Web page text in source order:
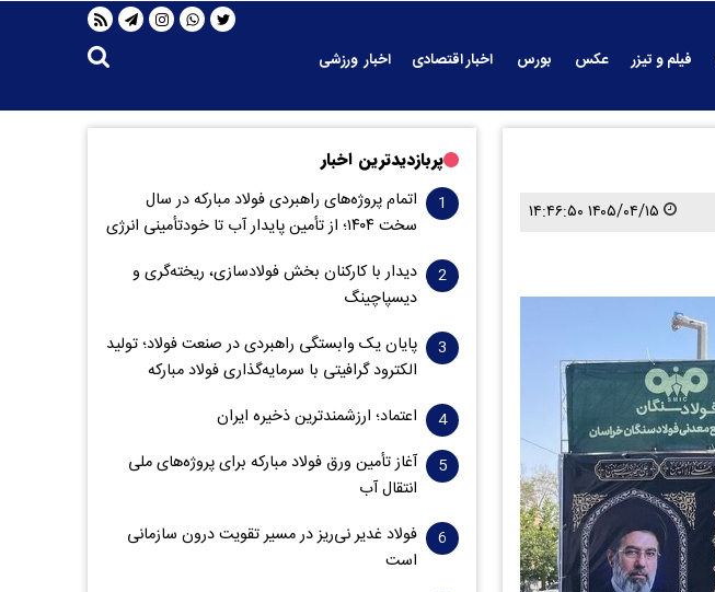
فیلم و تیزر عکس بورس اخبار اقتصادی
اخبار ورزشی
۱۴۰۵/۰۴/۱۵ ۱۴:۴۶:۵۰
پربازدیدترین اخبار
اتمام پروژه‌های راهبردی فولاد مبارکه در سال
سخت ۱۴۰۴؛ از تأمین پایدار آب تا خودتأمینی انرژی
دیدار با کارکنان بخش فولادسازی، ریخته‌گری و
دیسپاچینگ
پایان یک وابستگی راهبردی در صنعت فولاد؛ تولید
الکترود گرافیتی با سرمایه‌گذاری فولاد مبارکه
اعتماد؛ ارزشمندترین ذخیره ایران
آغاز تأمین ورق فولاد مبارکه برای پروژه‌های ملی
انتقال آب
فولاد غدیر نی‌ریز در مسیر تقویت درون سازمانی
است